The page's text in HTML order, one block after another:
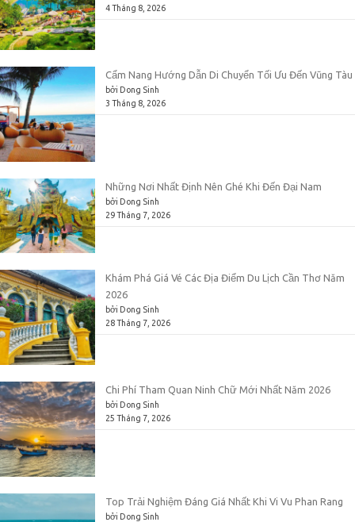
4 Tháng 8, 2026
Cẩm Nang Hướng Dẫn Di Chuyển Tối Ưu Đến Vũng Tàu
bởi Dong Sinh
3 Tháng 8, 2026
Những Nơi Nhất Định Nên Ghé Khi Đến Đại Nam
bởi Dong Sinh
29 Tháng 7, 2026
Khám Phá Giá Vé Các Địa Điểm Du Lịch Cần Thơ Năm
2026
bởi Dong Sinh
28 Tháng 7, 2026
Chi Phí Tham Quan Ninh Chữ Mới Nhất Năm 2026
bởi Dong Sinh
25 Tháng 7, 2026
Top Trải Nghiệm Đáng Giá Nhất Khi Vi Vu Phan Rang
bởi Dong Sinh